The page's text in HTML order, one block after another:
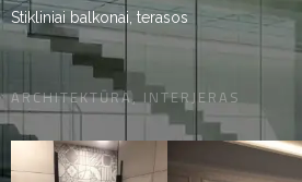
Stikliniai balkonai, terasos
ARCHITEKTŪRA, INTERJERAS